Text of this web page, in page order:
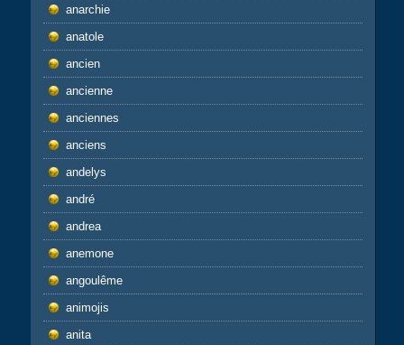
anarchie
anatole
ancien
ancienne
anciennes
anciens
andelys
andré
andrea
anemone
angoulême
animojis
anita